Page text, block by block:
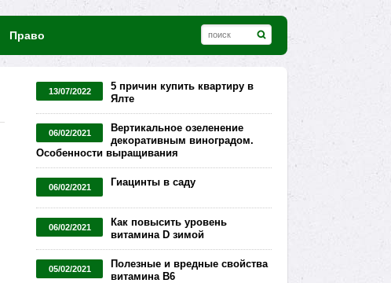
Право
13/07/2022
5 причин купить квартиру в
Ялте
06/02/2021
Вертикальное озеленение
декоративным виноградом.
Особенности выращивания
06/02/2021 Гиацинты в саду
06/02/2021
Как повысить уровень
витамина D зимой
05/02/2021
Полезные и вредные свойства
витамина В6